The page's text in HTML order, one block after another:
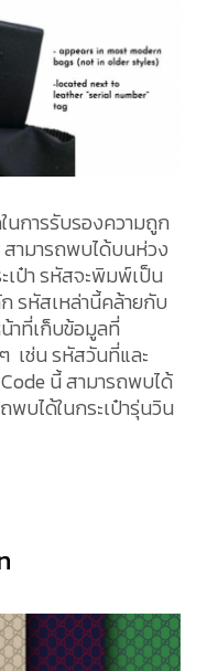
นการรับรองความถูก
สามารถพบได้บนห่วง
เป๋า รหัสจะพิมพ์เป็น
รหัสเหล่านี้คล้ายกับ
าที่เก็บข้อมูลที่
เช่น รหัสวันที่และ
นี้ สามารถพบได้
พบได้ในกระเป๋ารุ่นวิน